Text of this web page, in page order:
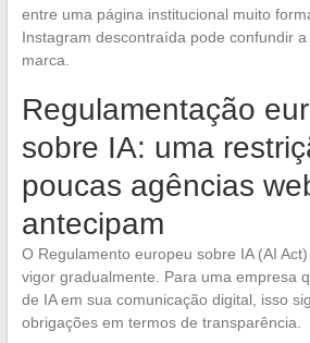
entre uma página institucional muito
Instagram descontraída pode confundir
marca.
Regulamentação
sobre IA: uma
poucas agências
antecipam
O Regulamento europeu sobre IA (AI
vigor gradualmente. Para uma empresa
de IA em sua comunicação digital, isso
obrigações em termos de transparência.